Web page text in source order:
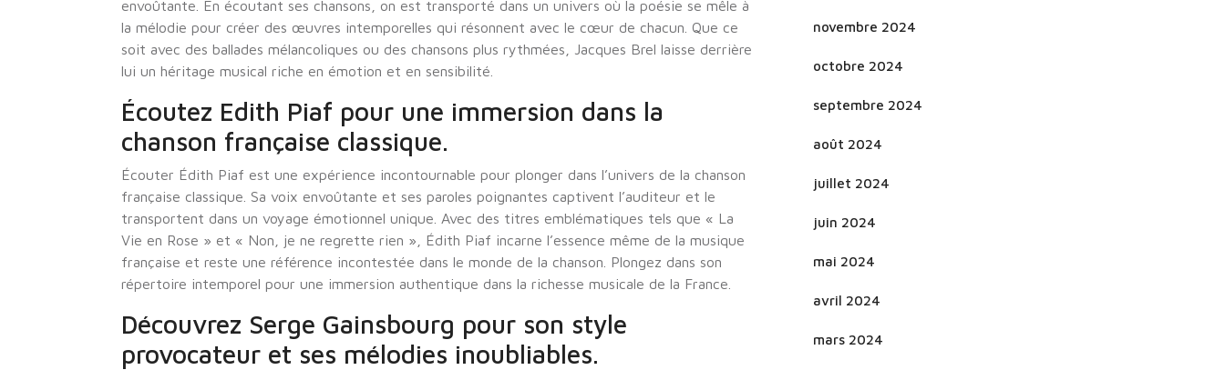
envoûtante. En écoutant ses chansons, on est transporté dans un univers où la poésie se mêle à
la mélodie pour créer des œuvres intemporelles qui résonnent avec le cœur de chacun. Que ce
soit avec des ballades mélancoliques ou des chansons plus rythmées, Jacques Brel laisse derrière
lui un héritage musical riche en émotion et en sensibilité.
Écoutez Edith Piaf pour une immersion dans la
chanson française classique.
Écouter Édith Piaf est une expérience incontournable pour plonger dans l’univers de la chanson
française classique. Sa voix envoûtante et ses paroles poignantes captivent l’auditeur et le
transportent dans un voyage émotionnel unique. Avec des titres emblématiques tels que « La
Vie en Rose » et « Non, je ne regrette rien », Édith Piaf incarne l’essence même de la musique
française et reste une référence incontestée dans le monde de la chanson. Plongez dans son
répertoire intemporel pour une immersion authentique dans la richesse musicale de la France.
Découvrez Serge Gainsbourg pour son style
provocateur et ses mélodies inoubliables.
novembre 2024
octobre 2024
septembre 2024
août 2024
juillet 2024
juin 2024
mai 2024
avril 2024
mars 2024